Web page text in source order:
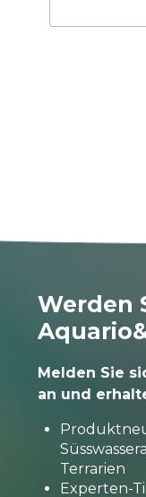
Werden
Melden Sie
an und
Terrarien
Experten-